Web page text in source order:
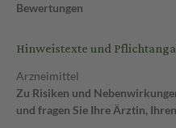
Bewertungen
Hinweistexte und
Arzneimittel
Zu Risiken und
und fragen Sie Ihre Ärztin,